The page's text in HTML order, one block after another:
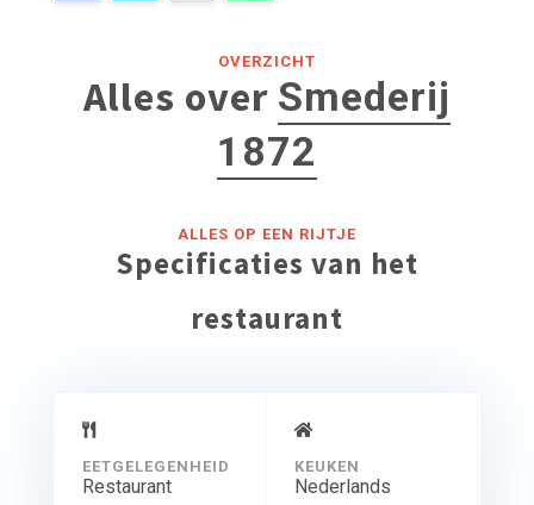
OVERZICHT
Alles over Smederij
1872
ALLES OP EEN RIJTJE
Specificaties van het
restaurant
EETGELEGENHEID
Restaurant
KEUKEN
Nederlands